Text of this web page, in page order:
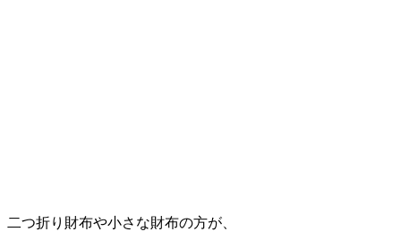
二つ折り財布や小さな財布の方が、